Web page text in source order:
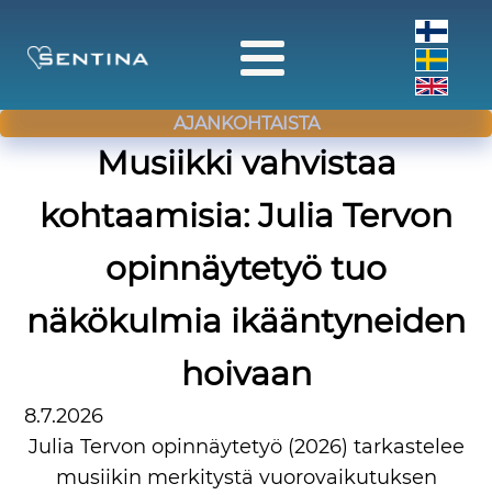
AJANKOHTAISTA
Musiikki vahvistaa
kohtaamisia: Julia Tervon
opinnäytetyö tuo
näkökulmia ikääntyneiden
hoivaan
8.7.2026
Julia Tervon opinnäytetyö (2026) tarkastelee
musiikin merkitystä vuorovaikutuksen